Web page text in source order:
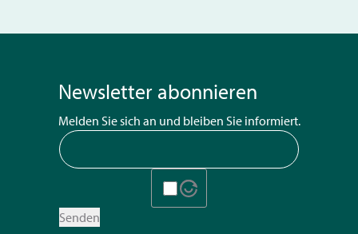
Newsletter abonnieren
Melden Sie sich an und bleiben Sie informiert.
Senden